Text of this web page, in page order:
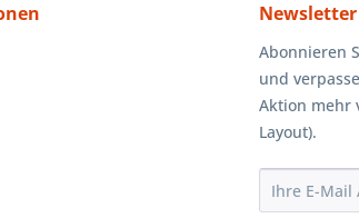
Newsletter
Abonnieren
und
Aktion mehr
Layout).